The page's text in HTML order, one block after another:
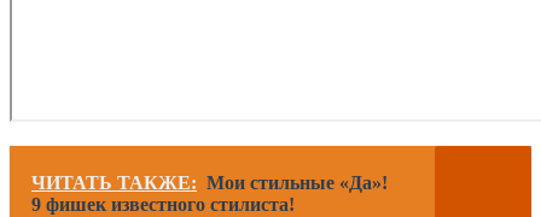
ЧИТАТЬ ТАКЖЕ: Мои стильные «Да»!
9 фишек известного стилиста!